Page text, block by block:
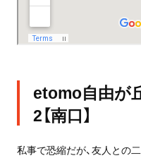
etomo自由が
2【南口】
私事で恐縮だが、友人との